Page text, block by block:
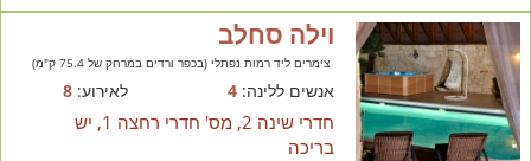
וילה סחלב
צימרים ליד רמות נפתלי (בכפר ורדים במרחק של 75.4 ק"מ)
אנשים ללינה:4 לאירוע:8
חדרי שינה 2, מס' חדרי רחצה 1, יש
בריכה